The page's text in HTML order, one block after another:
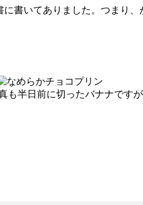
書いてありました。つまり、
も半日前に切ったバナナです